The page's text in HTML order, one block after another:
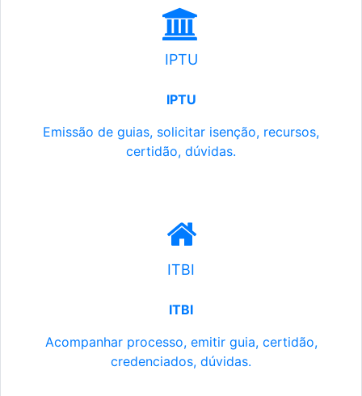
IPTU
IPTU
Emissão de guias, solicitar isenção, recursos,
certidão, dúvidas.
ITBI
ITBI
Acompanhar processo, emitir guia, certidão,
credenciados, dúvidas.